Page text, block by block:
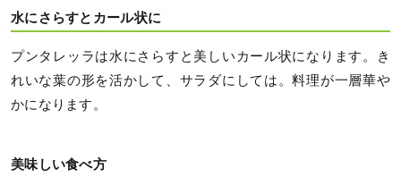
水にさらすとカール状に
プンタレッラは水にさらすと美しいカール状になります。き
れいな葉の形を活かして、サラダにしては。料理が一層華や
かになります。
美味しい食べ方